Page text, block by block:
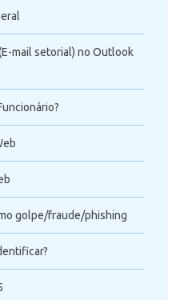
mail setorial) no Outlook
golpe/fraude/phishing